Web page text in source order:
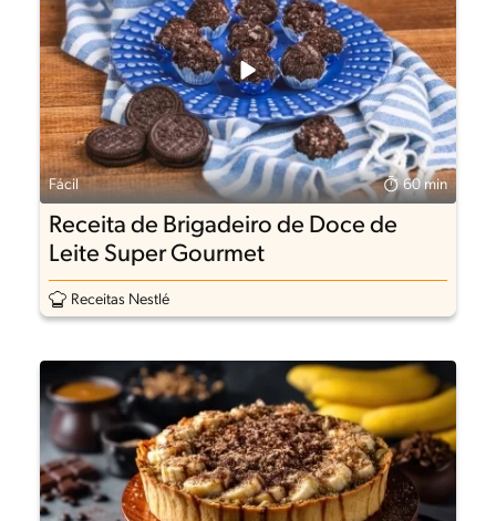
Fácil 60 min
Receita de Brigadeiro de Doce de
Leite Super Gourmet
Receitas Nestlé